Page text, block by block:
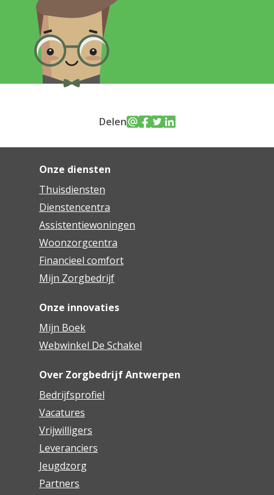
Delen
Onze diensten
Thuisdiensten
Dienstencentra
Assistentiewoningen
Woonzorgcentra
Financieel comfort
Mijn Zorgbedrijf
Onze innovaties
Mijn Boek
Webwinkel De Schakel
Over Zorgbedrijf Antwerpen
Bedrijfsprofiel
Vacatures
Vrijwilligers
Leveranciers
Jeugdzorg
Partners